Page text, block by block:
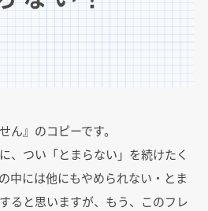
ん』のコピーです。
、つい「とまらない」を続けたく
中には他にもやめられない・とま
ると思いますが、もう、このフレ